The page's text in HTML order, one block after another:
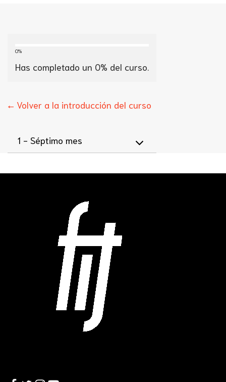
0%
Has completado un 0% del curso.
← Volver a la introducción del curso
1 - Séptimo mes